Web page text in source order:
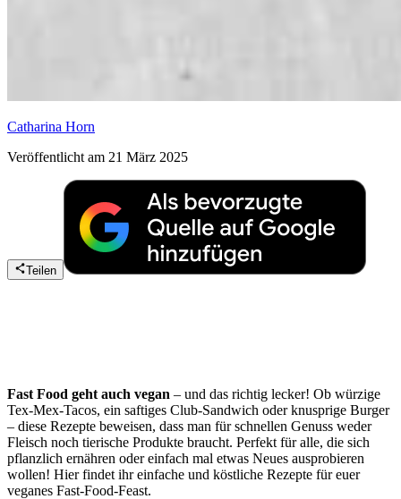
Catharina Horn
Veröffentlicht am 21 März 2025
Teilen
Fast Food geht auch vegan – und das richtig lecker! Ob würzige
Tex-Mex-Tacos, ein saftiges Club-Sandwich oder knusprige Burger
– diese Rezepte beweisen, dass man für schnellen Genuss weder
Fleisch noch tierische Produkte braucht. Perfekt für alle, die sich
pflanzlich ernähren oder einfach mal etwas Neues ausprobieren
wollen! Hier findet ihr einfache und köstliche Rezepte für euer
veganes Fast-Food-Feast.